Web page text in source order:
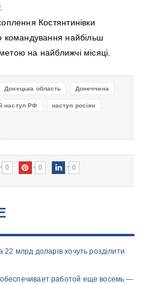
Костянтинівки
командування найбільш
на найближчі місяці.
Донецька область Донеччина
наступ РФ наступ росіян
0 0 0
22 млрд доларів хочуть розділити
работой еще восемь —